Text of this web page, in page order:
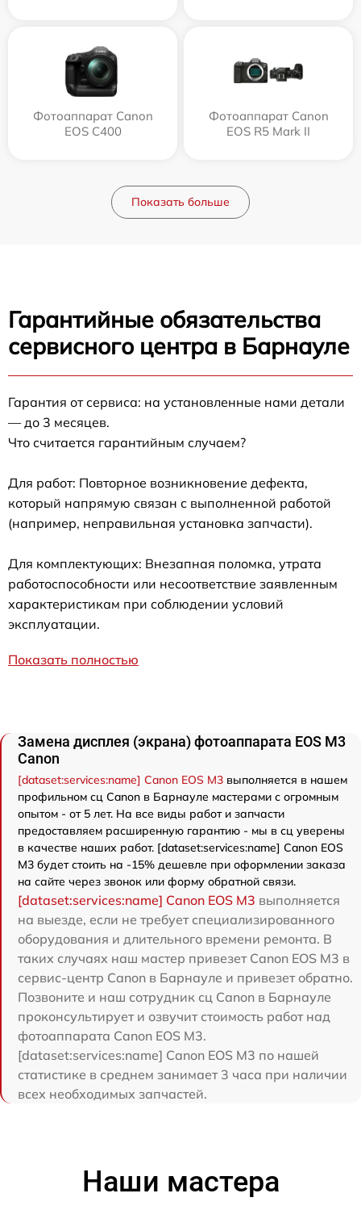
Фотоаппарат Canon
EOS C400
Фотоаппарат Canon
EOS R5 Mark II
Показать больше
Гарантийные обязательства
сервисного центра в Барнауле
Гарантия от сервиса: на установленные нами детали
— до 3 месяцев.
Что считается гарантийным случаем?
Для работ: Повторное возникновение дефекта,
который напрямую связан с выполненной работой
(например, неправильная установка запчасти).
Для комплектующих: Внезапная поломка, утрата
работоспособности или несоответствие заявленным
характеристикам при соблюдении условий
эксплуатации.
Показать полностью
Замена дисплея (экрана) фотоаппарата EOS M3
Canon
[dataset:services:name] Canon EOS M3 выполняется в нашем
профильном сц Canon в Барнауле мастерами с огромным
опытом - от 5 лет. На все виды работ и запчасти
предоставляем расширенную гарантию - мы в сц уверены
в качестве наших работ. [dataset:services:name] Canon EOS
M3 будет стоить на -15% дешевле при оформлении заказа
на сайте через звонок или форму обратной связи.
[dataset:services:name] Canon EOS M3 выполняется
на выезде, если не требует специализированного
оборудования и длительного времени ремонта. В
таких случаях наш мастер привезет Canon EOS M3 в
сервис-центр Canon в Барнауле и привезет обратно.
Позвоните и наш сотрудник сц Canon в Барнауле
проконсультирует и озвучит стоимость работ над
фотоаппарата Canon EOS M3.
[dataset:services:name] Canon EOS M3 по нашей
статистике в среднем занимает 3 часа при наличии
всех необходимых запчастей.
Наши мастера